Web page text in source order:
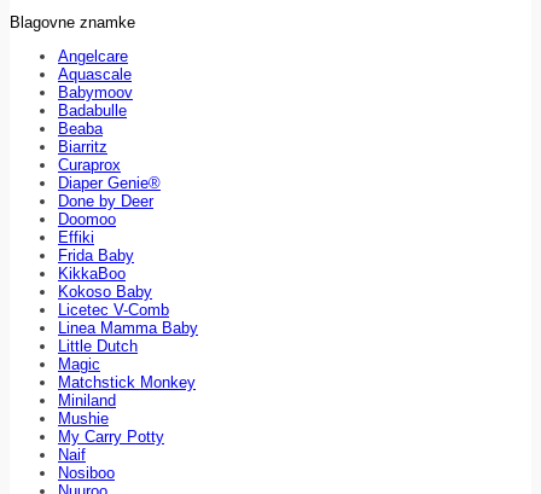
Blagovne znamke
Angelcare
Aquascale
Babymoov
Badabulle
Beaba
Biarritz
Curaprox
Diaper Genie®
Done by Deer
Doomoo
Effiki
Frida Baby
KikkaBoo
Kokoso Baby
Licetec V-Comb
Linea Mamma Baby
Little Dutch
Magic
Matchstick Monkey
Miniland
Mushie
My Carry Potty
Naif
Nosiboo